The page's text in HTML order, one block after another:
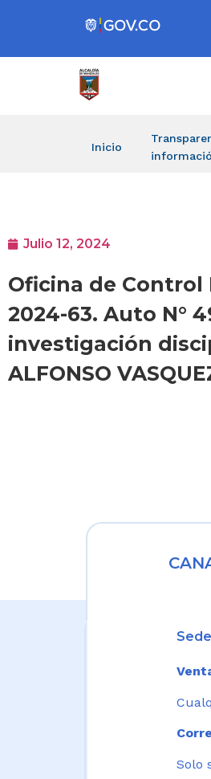
Inicio
Julio 12, 2024
Oficina de Control
2024-63. Auto N°
investigación
ALFONSO
Solo